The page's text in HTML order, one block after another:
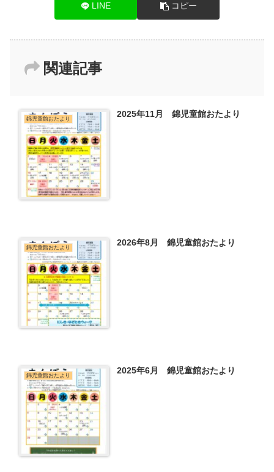
LINE コピー
関連記事
錦児童館おたより 2025年11月 錦児童館おたより
錦児童館おたより 2026年8月 錦児童館おたより
錦児童館おたより 2025年6月 錦児童館おたより